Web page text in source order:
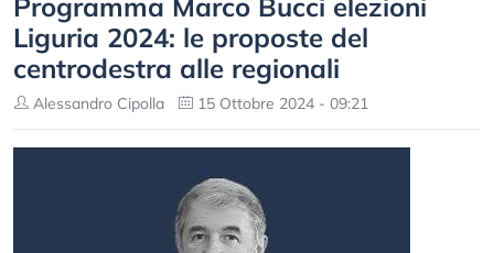
Programma Marco Bucci elezioni
Liguria 2024: le proposte del
centrodestra alle regionali
Alessandro Cipolla 15 Ottobre 2024 - 09:21